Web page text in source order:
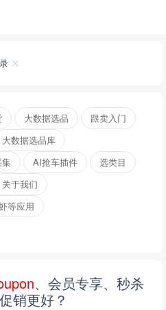
大数据选品
跟卖入门
大数据选品库
AI抢车插件
选类目
关于我们
等应用
upon、会员专享、秒杀
销更好？